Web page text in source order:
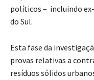
políticos – incluindo
do Sul.
Esta fase da
provas relativas a
resíduos sólidos